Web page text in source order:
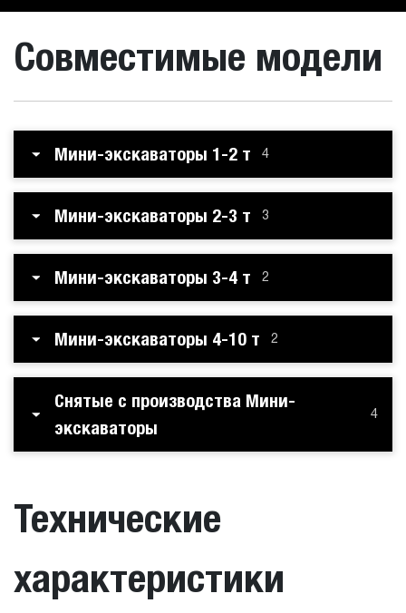
Совместимые модели
Мини-экскаваторы 1-2 т 4
Мини-экскаваторы 2-3 т 3
Мини-экскаваторы 3-4 т 2
Мини-экскаваторы 4-10 т 2
Снятые с производства Мини-
экскаваторы
4
Технические
характеристики